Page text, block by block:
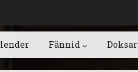
Fännid